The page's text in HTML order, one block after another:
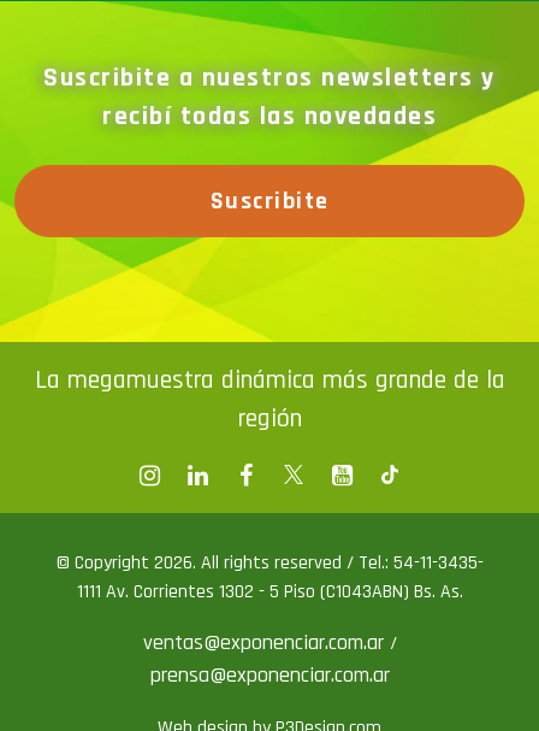
Suscribite a nuestros newsletters y
recibí todas las novedades
Suscribite
La megamuestra dinámica más grande de la
región
© Copyright 2026. All rights reserved / Tel.: 54-11-3435-
1111 Av. Corrientes 1302 - 5 Piso (C1043ABN) Bs. As.
ventas@exponenciar.com.ar /
prensa@exponenciar.com.ar